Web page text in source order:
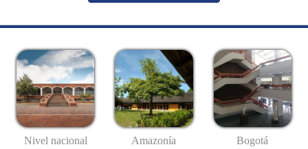
Nivel nacional Amazonía Bogotá